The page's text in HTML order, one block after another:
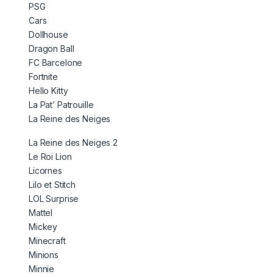
PSG
Cars
Dollhouse
Dragon Ball
FC Barcelone
Fortnite
Hello Kitty
La Pat’ Patrouille
La Reine des Neiges
La Reine des Neiges 2
Le Roi Lion
Licornes
Lilo et Stitch
LOL Surprise
Mattel
Mickey
Minecraft
Minions
Minnie